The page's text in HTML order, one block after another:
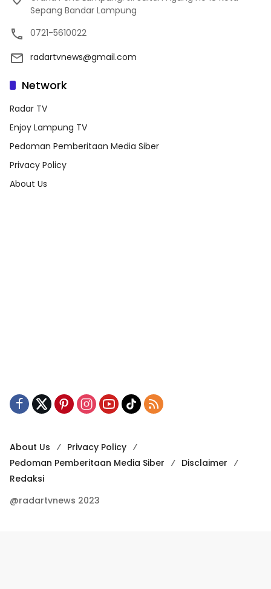
Sepang Bandar Lampung
0721-5610022
radartvnews@gmail.com
Network
Radar TV
Enjoy Lampung TV
Pedoman Pemberitaan Media Siber
Privacy Policy
About Us
About Us
Privacy Policy
Pedoman Pemberitaan Media Siber
Disclaimer
Redaksi
@radartvnews 2023